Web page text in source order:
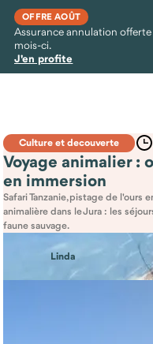
OFFRE AOÛT
Assurance annulation
mois-ci.
J'en profite
Culture et decouverte
Voyage animalier :
en immersion
Safari Tanzanie, pistage de l'ours
animalière dans le Jura : les
faune sauvage.
Linda